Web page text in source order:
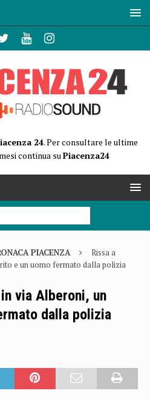
24. Per consultare le ultime
continua suPiacenza24
PIACENZA
Rissa a
e un uomo fermato dalla polizia
via Alberoni, un
dalla polizia